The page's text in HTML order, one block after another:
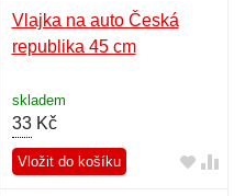
Vlajka na auto Česká
republika 45 cm
skladem
33Kč
Vložit do košíku